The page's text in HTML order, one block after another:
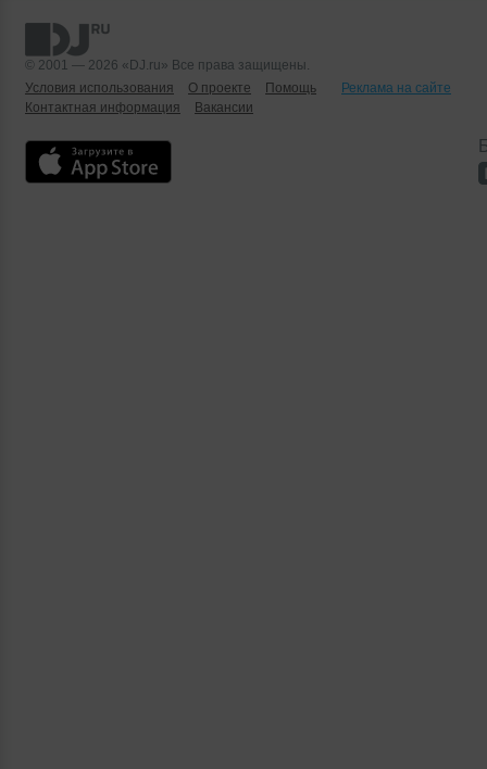
© 2001 — 2026 «DJ.ru» Все права защищены.
Условия использования
О проекте Помощь
Реклама на сайте
Контактная информация
Вакансии